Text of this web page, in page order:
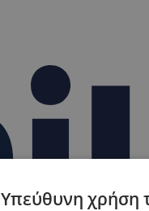
Υπεύθυνη χρήση